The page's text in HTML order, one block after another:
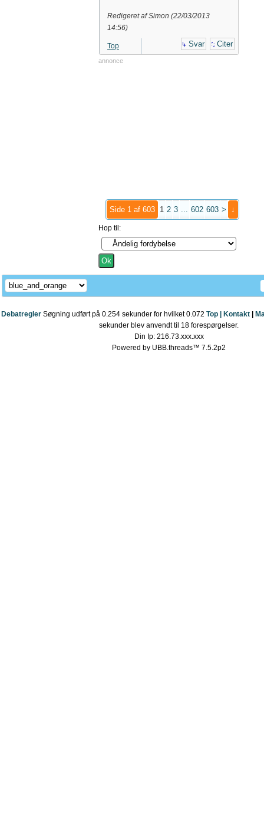
Redigeret af Simon (22/03/2013
14:56)
Top Svar Citer
annonce
Side 1 af 603 1 2 3 ... 602 603 > ↓
Hop til:
Debatregler Top | Kontakt
Søgning udført på 0.254 sekunder for hvilket 0.072
sekunder blev anvendt til 18 forespørgelser.
Din Ip: 216.73.xxx.xxx
Powered by UBB.threads™ 7.5.2p2